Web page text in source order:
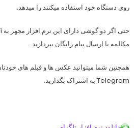
روی دستگاه خود استفاده میکنند را میدهد.
مکالمه یا ارسال پیام رایگان بپردازید.
همچنین شما میتوانید عکس ها و فیلم های خودتان
Telegram به اشتراک بگذارید.